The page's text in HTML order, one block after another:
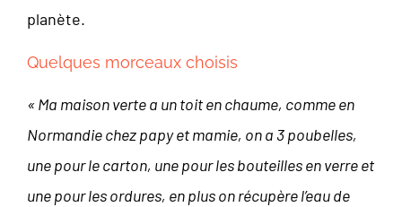
planète.
Quelques morceaux choisis
« Ma maison verte a un toit en chaume, comme en
Normandie chez papy et mamie, on a 3 poubelles,
une pour le carton, une pour les bouteilles en verre et
une pour les ordures, en plus on récupère l’eau de